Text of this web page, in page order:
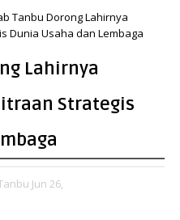
Tanbu Dorong Lahirnya
Dunia Usaha dan Lembaga
Lahirnya
Strategis
Jun 26,